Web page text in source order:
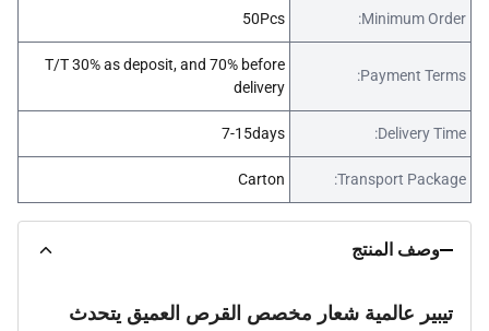
Minimum Order:
50Pcs
Payment Terms:
T/T 30% as deposit, and 70% before
delivery
Delivery Time:
7-15days
Transport Package:
Carton
وصف المنتج
تيبير عالمية شعار مخصص القرص العميق يتحدث